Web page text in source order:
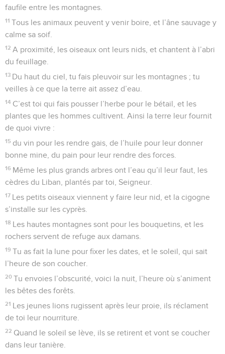
faufile entre les montagnes.
11 Tous les animaux peuvent y venir boire, et l’âne sauvage y
calme sa soif.
12 A proximité, les oiseaux ont leurs nids, et chantent à l’abri
du feuillage.
13 Du haut du ciel, tu fais pleuvoir sur les montagnes ; tu
veilles à ce que la terre ait assez d’eau.
14 C’est toi qui fais pousser l’herbe pour le bétail, et les
plantes que les hommes cultivent. Ainsi la terre leur fournit
de quoi vivre :
15 du vin pour les rendre gais, de l’huile pour leur donner
bonne mine, du pain pour leur rendre des forces.
16 Même les plus grands arbres ont l’eau qu’il leur faut, les
cèdres du Liban, plantés par toi, Seigneur.
17 Les petits oiseaux viennent y faire leur nid, et la cigogne
s’installe sur les cyprès.
18 Les hautes montagnes sont pour les bouquetins, et les
rochers servent de refuge aux damans.
19 Tu as fait la lune pour fixer les dates, et le soleil, qui sait
l’heure de son coucher.
20 Tu envoies l’obscurité, voici la nuit, l’heure où s’animent
les bêtes des forêts.
21 Les jeunes lions rugissent après leur proie, ils réclament
de toi leur nourriture.
22 Quand le soleil se lève, ils se retirent et vont se coucher
dans leur tanière.